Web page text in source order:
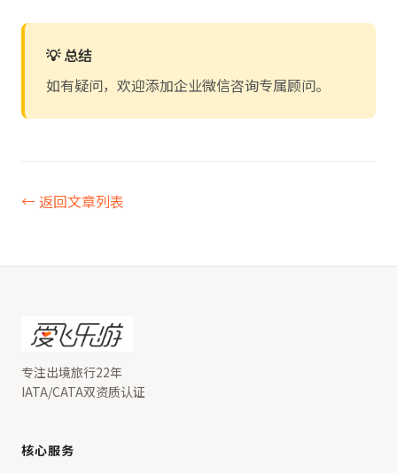
💡 总结
如有疑问，欢迎添加企业微信咨询专属顾问。
← 返回文章列表
专注出境旅行22年
IATA/CATA双资质认证
核心服务